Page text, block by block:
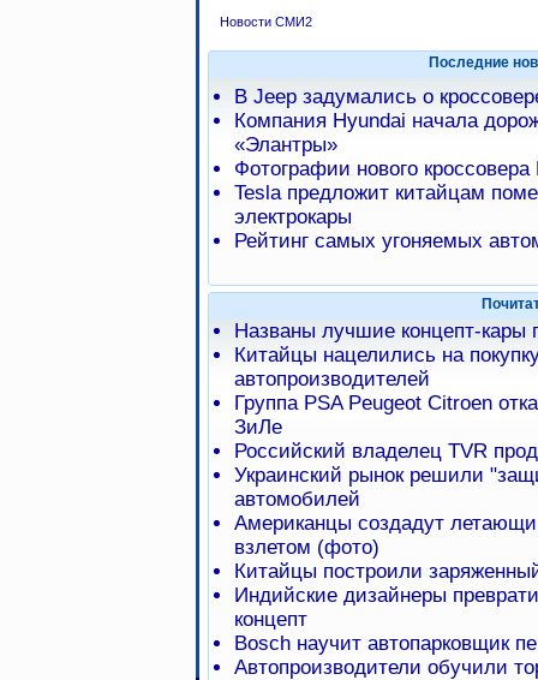
Новости СМИ2
Последние
В Jeep задумались о
Компания Hyundai начала
«Элантры»
Фотографии нового
Tesla предложит китайцам
электрокары
Рейтинг самых угоняемых
Названы лучшие концепт-кары
Китайцы нацелились на
автопроизводителей
Группа PSA Peugeot Citroen
ЗиЛе
Российский владелец TVR
Украинский рынок решили
автомобилей
Американцы создадут
взлетом (фото)
Китайцы построили
Индийские дизайнеры
концепт
Bosch научит автопарковщик
Автопроизводители обучили